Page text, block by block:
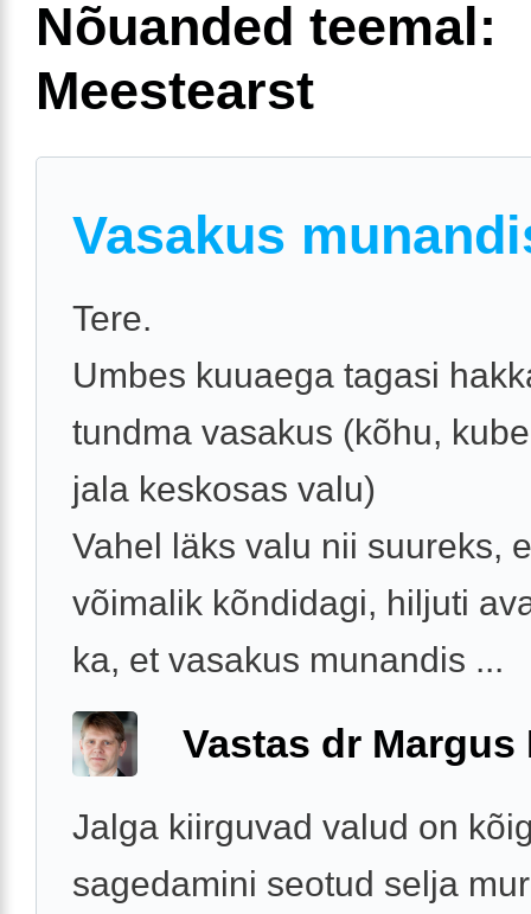
Nõuanded teemal:
Meestearst
Vasakus
Tere.
Umbes kuuaega tagasi
tundma vasakus (kõhu,
jala keskosas valu)
Vahel läks valu nii suureks,
võimalik kõndidagi, hiljuti
ka, et vasakus munandis ...
Vastas dr Margus
Jalga kiirguvad valud on
sagedamini seotud selja